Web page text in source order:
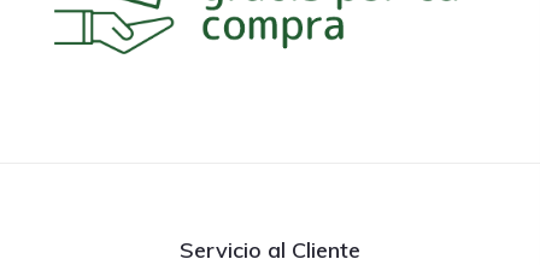
Servicio al Cliente